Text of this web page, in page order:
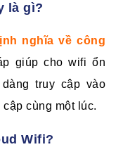
là gì?
nghĩa về công
giúp cho wifi ổn
truy cập vào
cùng một lúc.
Wifi?